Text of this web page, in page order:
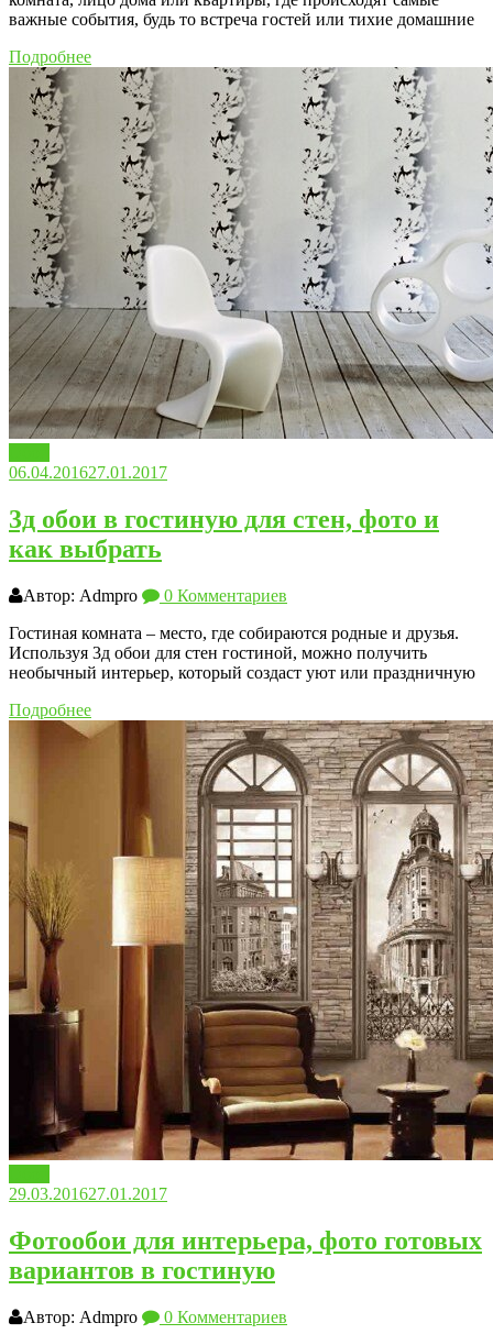
важные события, будь то встреча гостей или тихие домашние
Подробнее
06.04.201627.01.2017
3д обои в гостиную для стен, фото и
как выбрать
Автор: Admpro
0 Комментариев
Гостиная комната – место, где собираются родные и друзья.
Используя 3д обои для стен гостиной, можно получить
необычный интерьер, который создаст уют или праздничную
Подробнее
29.03.201627.01.2017
Фотообои для интерьера, фото готовых
вариантов в гостиную
Автор: Admpro
0 Комментариев